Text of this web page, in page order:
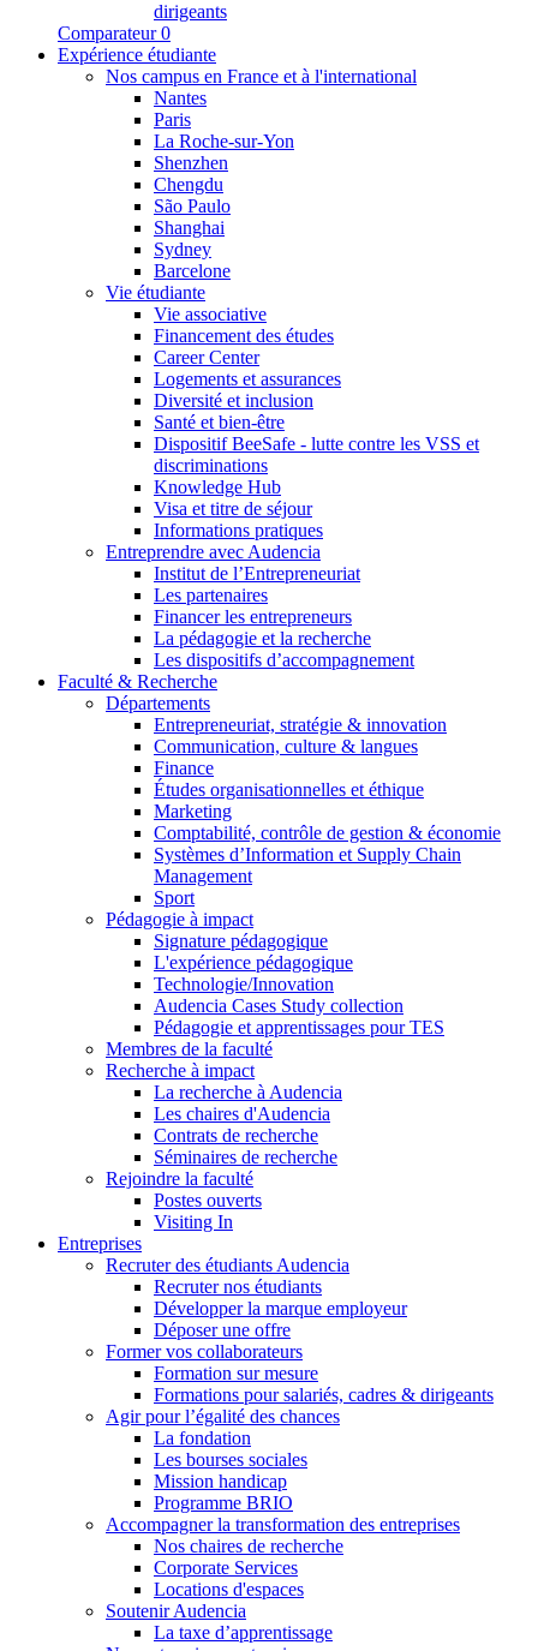
dirigeants
Comparateur 0
Expérience étudiante
Nos campus en France et à l'international
Nantes
Paris
La Roche-sur-Yon
Shenzhen
Chengdu
São Paulo
Shanghai
Sydney
Barcelone
Vie étudiante
Vie associative
Financement des études
Career Center
Logements et assurances
Diversité et inclusion
Santé et bien-être
Dispositif BeeSafe - lutte contre les VSS et
discriminations
Knowledge Hub
Visa et titre de séjour
Informations pratiques
Entreprendre avec Audencia
Institut de l’Entrepreneuriat
Les partenaires
Financer les entrepreneurs
La pédagogie et la recherche
Les dispositifs d’accompagnement
Faculté & Recherche
Départements
Entrepreneuriat, stratégie & innovation
Communication, culture & langues
Finance
Études organisationnelles et éthique
Marketing
Comptabilité, contrôle de gestion & économie
Systèmes d’Information et Supply Chain
Management
Sport
Pédagogie à impact
Signature pédagogique
L'expérience pédagogique
Technologie/Innovation
Audencia Cases Study collection
Pédagogie et apprentissages pour TES
Membres de la faculté
Recherche à impact
La recherche à Audencia
Les chaires d'Audencia
Contrats de recherche
Séminaires de recherche
Rejoindre la faculté
Postes ouverts
Visiting In
Entreprises
Recruter des étudiants Audencia
Recruter nos étudiants
Développer la marque employeur
Déposer une offre
Former vos collaborateurs
Formation sur mesure
Formations pour salariés, cadres & dirigeants
Agir pour l’égalité des chances
La fondation
Les bourses sociales
Mission handicap
Programme BRIO
Accompagner la transformation des entreprises
Nos chaires de recherche
Corporate Services
Locations d'espaces
Soutenir Audencia
La taxe d’apprentissage